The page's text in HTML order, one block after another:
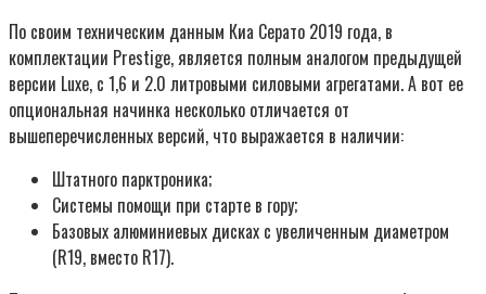
По своим техническим данным Киа Серато 2019 года, в
комплектации Prestige, является полным аналогом предыдущей
версии Luxe, с 1,6 и 2.0 литровыми силовыми агрегатами. А вот ее
опциональная начинка несколько отличается от
вышеперечисленных версий, что выражается в наличии:
Штатного парктроника;
Системы помощи при старте в гору;
Базовых алюминиевых дисках с увеличенным диаметром
(R19, вместо R17).